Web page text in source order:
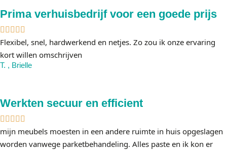
Prima verhuisbedrijf voor een goede prijs
Flexibel, snel, hardwerkend en netjes. Zo zou ik onze ervaring
kort willen omschrijven
T. , Brielle
Werkten secuur en efficient
mijn meubels moesten in een andere ruimte in huis opgeslagen
worden vanwege parketbehandeling. Alles paste en ik kon er